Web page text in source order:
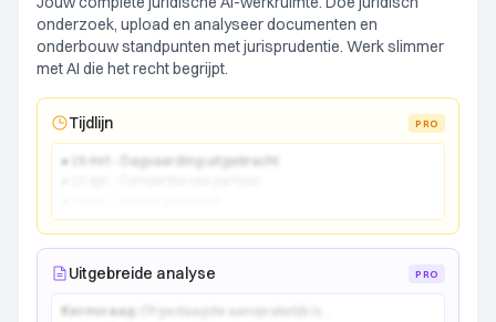
onderzoek, upload en analyseer documenten en
onderbouw standpunten met jurisprudentie. Werk slimmer
met AI die het recht begrijpt.
Tijdlijn PRO
● 15 mrt - Dagvaarding uitgebracht
Uitgebreide analyse PRO
Kernvraag: